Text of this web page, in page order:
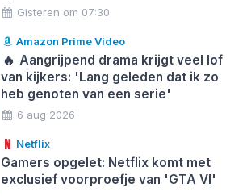
Gisteren om 07:30
Amazon Prime Video
🔥 Aangrijpend drama krijgt veel lof
van kijkers: 'Lang geleden dat ik zo
heb genoten van een serie'
6 aug 2026
Netflix
Gamers opgelet: Netflix komt met
exclusief voorproefje van 'GTA VI'